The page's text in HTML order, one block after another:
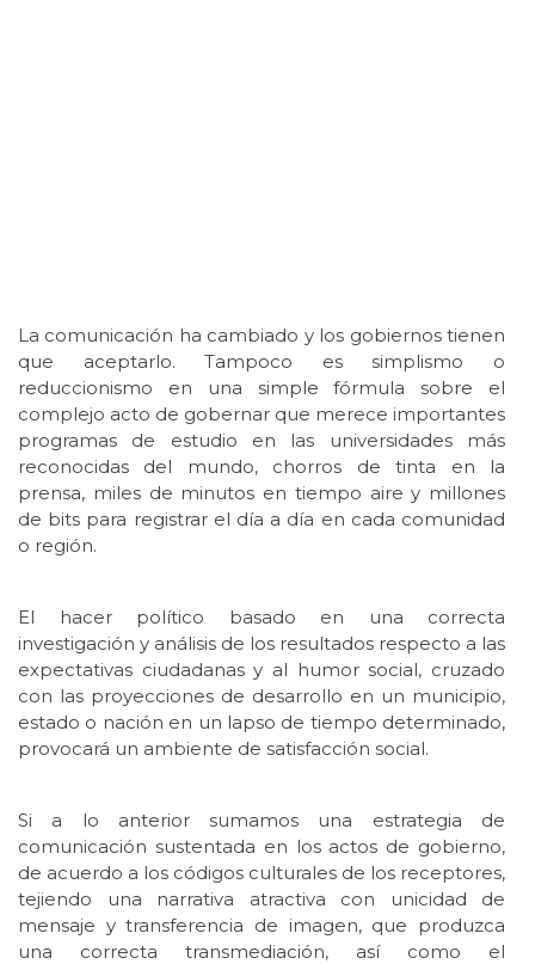
La comunicación ha cambiado y los gobiernos tienen
que aceptarlo. Tampoco es simplismo o
reduccionismo en una simple fórmula sobre el
complejo acto de gobernar que merece importantes
programas de estudio en las universidades más
reconocidas del mundo, chorros de tinta en la
prensa, miles de minutos en tiempo aire y millones
de bits para registrar el día a día en cada comunidad
o región.
El hacer político basado en una correcta
investigación y análisis de los resultados respecto a las
expectativas ciudadanas y al humor social, cruzado
con las proyecciones de desarrollo en un municipio,
estado o nación en un lapso de tiempo determinado,
provocará un ambiente de satisfacción social.
Si a lo anterior sumamos una estrategia de
comunicación sustentada en los actos de gobierno,
de acuerdo a los códigos culturales de los receptores,
tejiendo una narrativa atractiva con unicidad de
mensaje y transferencia de imagen, que produzca
una correcta transmediación, así como el